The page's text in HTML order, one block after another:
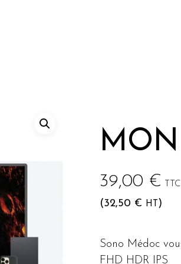
39,00 € TTC
(32,50 € HT )
Sono Médoc
FHD HDR IPS